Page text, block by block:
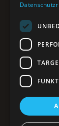
POIs entdecken
Interaktive
Reiseblog
Reiseinfos &
Impressum
Datenschutz